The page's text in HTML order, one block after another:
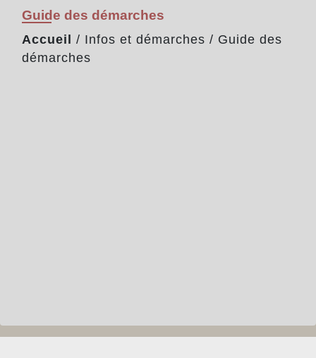
Guide des démarches
Accueil / Infos et démarches / Guide des
démarches